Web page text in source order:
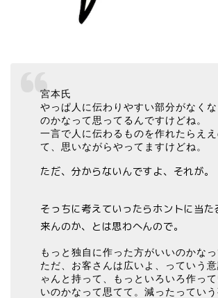
宮本氏
やっぱ人に伝わりやすい部分がなく
のかなって思ってるんですけどね。
一言で人に伝わるものを作れたらえ
て、思いながらやってますけどね。
ただ、分からないんですよ、それが。
そっちに考えていったらホントに当た
来んのか、とは思わへんので。
もっと独自に作った方がいいのかなっ
ただ、お客さんは広いよ、っていう
ゃんと持って、もっといろいろ作っ
いのかなって思てて。減ったってい